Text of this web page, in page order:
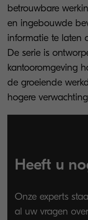
betrouwbare
en ingebouwde
informatie te laten
De serie is
kantooromgeving
de groeiende
hogere
Heeft u
Onze experts
al uw vragen